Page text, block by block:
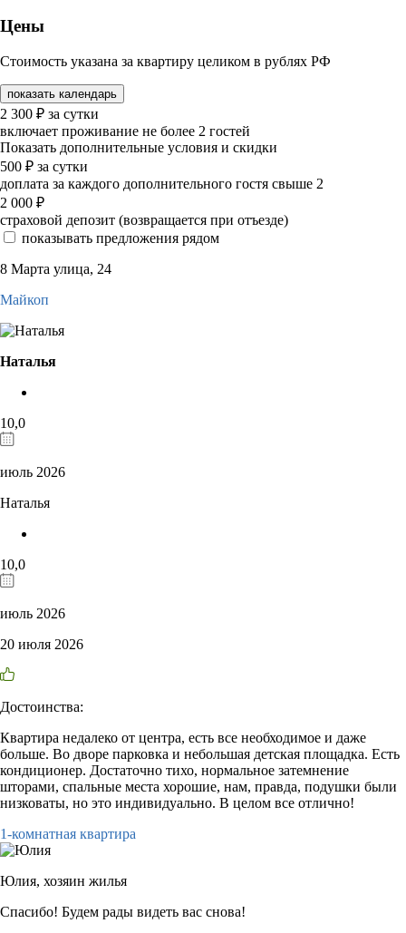
Цены
Стоимость указана за квартиру целиком в рублях РФ
показать календарь
2 300 ₽ за сутки
включает проживание не более 2 гостей
Показать дополнительные условия и скидки
500 ₽ за сутки
доплата за каждого дополнительного гостя свыше 2
2 000 ₽
страховой депозит (возвращается при отъезде)
показывать предложения рядом
8 Марта улица, 24
Майкоп
Наталья
10,0
июль 2026
Наталья
10,0
июль 2026
20 июля 2026
Достоинства:
Квартира недалеко от центра, есть все необходимое и даже
больше. Во дворе парковка и небольшая детская площадка. Есть
кондиционер. Достаточно тихо, нормальное затемнение
шторами, спальные места хорошие, нам, правда, подушки были
низковаты, но это индивидуально. В целом все отлично!
1-комнатная квартира
Юлия, хозяин жилья
Спасибо! Будем рады видеть вас снова!